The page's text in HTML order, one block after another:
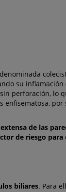
su inflamación
perforación, lo
de las
de riesgo para
biliares. Para